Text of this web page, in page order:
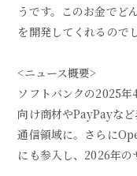
うです。このお金でど
を開発してくれるので
<ニュース概要>
ソフトバンクの2025
向け商材やPayPayな
通信領域に。さらに
にも参入し、2026年の